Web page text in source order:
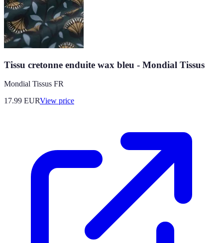
Tissu cretonne enduite wax bleu - Mondial Tissus
Mondial Tissus FR
17.99 EURView price